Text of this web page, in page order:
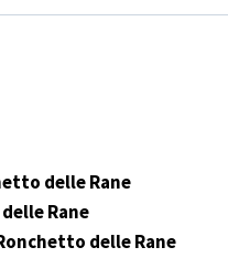
delle Rane
Rane
delle Rane